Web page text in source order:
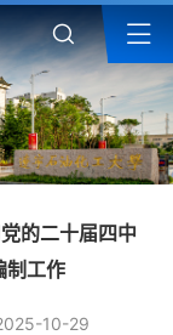
的二十届四中
制工作
10-29